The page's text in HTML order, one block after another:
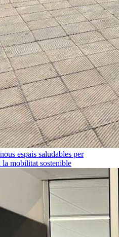
espais saludables per
mobilitat sostenible